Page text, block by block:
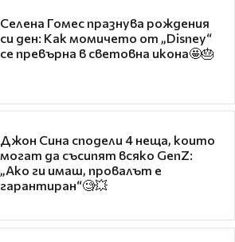
Селена Гомес празнува рождения
си ден: Как момичето от „Disney“
се превърна в световна икона🤩🎂
Джон Сина сподели 4 неща, които
могат да съсипят всяко GenZ:
„Ако ги имаш, провалът е
гарантиран“🧐💥